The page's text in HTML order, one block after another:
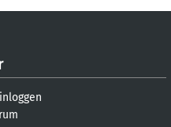
inloggen